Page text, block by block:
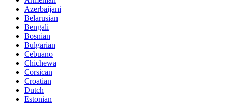
Azerbaijani
Belarusian
Bengali
Bosnian
Bulgarian
Cebuano
Chichewa
Corsican
Croatian
Dutch
Estonian